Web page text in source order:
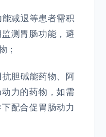
减退等患者需积
测胃肠功能，避
；
胆碱能药物、阿
力的药物，如需
配合促胃肠动力